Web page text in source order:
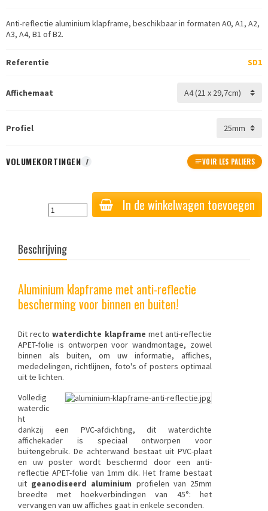
Anti-reflectie aluminium klapframe, beschikbaar in formaten A0, A1, A2,
A3, A4, B1 of B2.
Referentie SD1
Affichemaat
Profiel
VOLUMEKORTINGEN I VOIR LES PALIERS
In de winkelwagen toevoegen
Beschrijving
Aluminium klapframe met anti-reflectie
bescherming voor binnen en buiten!
Dit rectowaterdichte klapframe met anti-reflectie
APET-folie is ontworpen voor wandmontage, zowel
binnen als buiten, om uw informatie, affiches,
mededelingen, richtlijnen, foto's of posters optimaal
uit te lichten.
Volledig
waterdic
ht
dankzij een PVC-afdichting, dit waterdichte
affichekader is speciaal ontworpen voor
buitengebruik. De achterwand bestaat uit PVC-plaat
en uw poster wordt beschermd door een anti-
reflectie APET-folie van 1mm dik. Het frame bestaat
uit geanodiseerd aluminium profielen van 25mm
breedte met hoekverbindingen van 45°: het
vervangen van uw affiches gaat in enkele seconden.